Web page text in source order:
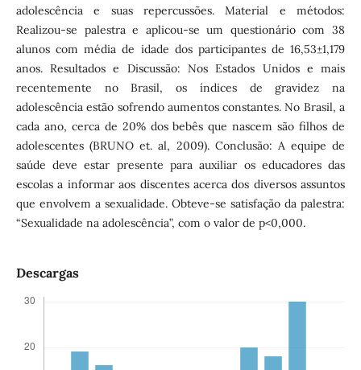
adolescência e suas repercussões. Material e métodos:
Realizou-se palestra e aplicou-se um questionário com 38
alunos com média de idade dos participantes de 16,53±1,179
anos. Resultados e Discussão: Nos Estados Unidos e mais
recentemente no Brasil, os índices de gravidez na
adolescência estão sofrendo aumentos constantes. No Brasil, a
cada ano, cerca de 20% dos bebês que nascem são filhos de
adolescentes (BRUNO et. al, 2009). Conclusão: A equipe de
saúde deve estar presente para auxiliar os educadores das
escolas a informar aos discentes acerca dos diversos assuntos
que envolvem a sexualidade. Obteve-se satisfação da palestra:
“Sexualidade na adolescência”, com o valor de p<0,000.
Descargas